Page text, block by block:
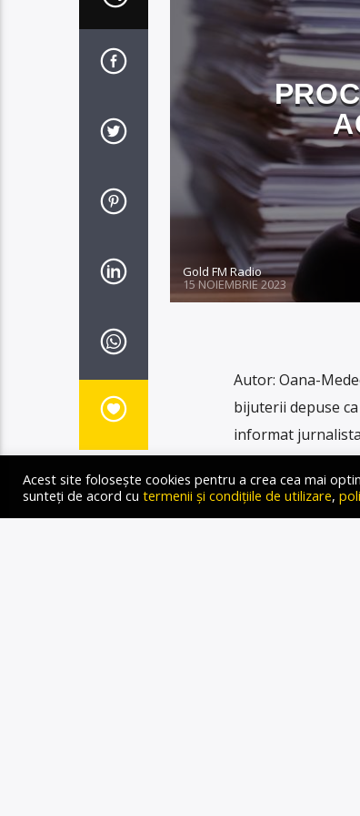
Gold FM Radio
15 NOIEMBRIE 2023
Autor: Oana-
bijuterii depuse
informat
Radio Gold FM.
şi bijuterii […]
Acest site folosește cookies pentru a crea cea mai
sunteți de acord cu termenii și condițiile de utilizare,